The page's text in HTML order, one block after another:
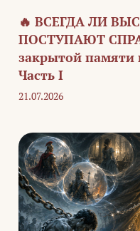
🔥 ВСЕГДА ЛИ
ПОСТУПАЮТ
закрытой памяти
Часть I
21.07.2026